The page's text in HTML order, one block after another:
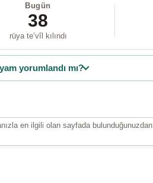
Bugün
38
rüya te’vîl kılındı
yorumlandı mı?
en ilgili olan sayfada